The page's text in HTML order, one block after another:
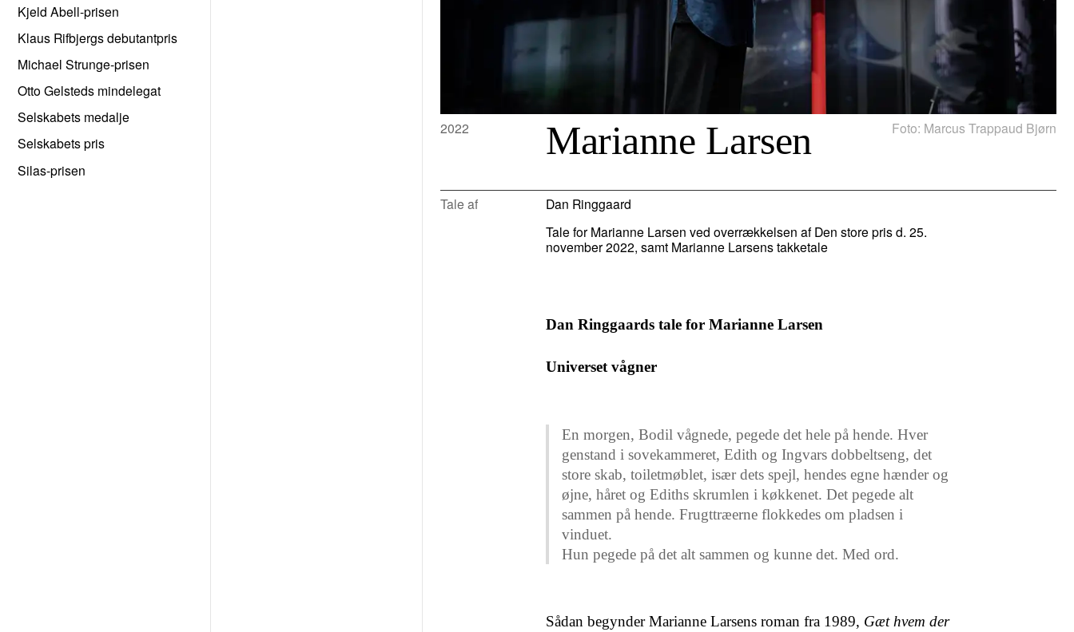
Kjeld Abell-prisen
Klaus Rifbjergs debutantpris
Michael Strunge-prisen
Otto Gelsteds mindelegat
Selskabets medalje
Selskabets pris
Silas-prisen
2022 Foto: Marcus Trappaud Bjørn
Marianne Larsen
Tale af
Dan Ringgaard
Tale for Marianne Larsen ved overrækkelsen af Den store pris d. 25.
november 2022, samt Marianne Larsens takketale
Dan Ringgaards tale for Marianne Larsen
Universet vågner
En morgen, Bodil vågnede, pegede det hele på hende. Hver
genstand i sovekammeret, Edith og Ingvars dobbeltseng, det
store skab, toiletmøblet, især dets spejl, hendes egne hænder og
øjne, håret og Ediths skrumlen i køkkenet. Det pegede alt
sammen på hende. Frugttræerne flokkedes om pladsen i
vinduet.
Hun pegede på det alt sammen og kunne det. Med ord.
Sådan begynder Marianne Larsens roman fra 1989, Gæt hvem der